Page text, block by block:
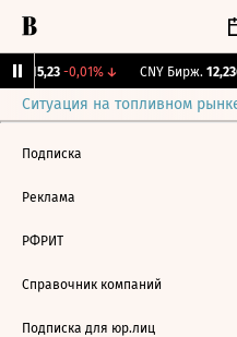
115,23 -0,01%↓ CNY Бирж. 12,236
Ситуация на топливном
Подписка
Реклама
РФРИТ
Справочник компаний
Подписка для юр.лиц